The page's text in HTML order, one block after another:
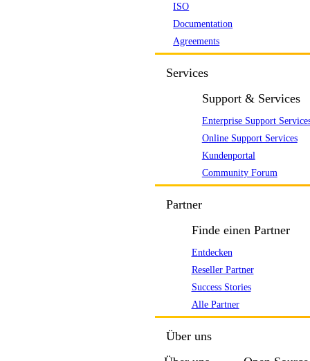
ISO
Documentation
Agreements
Services
Support & Services
Enterprise Support
Online Support Services
Kundenportal
Community Forum
Partner
Finde einen Partner
Entdecken
Reseller Partner
Success Stories
Alle Partner
Über uns